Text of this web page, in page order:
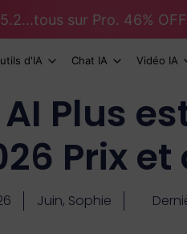
sur Pro. 46% OFF
d'IA Chat IA Vidéo IA
Plus
Prix
Juin, Sophie